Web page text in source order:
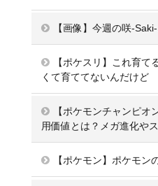
【画像】今週の咲-
【ポケスリ】これ育
くて育ててないんだけど
【ポケモンチャンピ
用価値とは？メガ進化や
【ポケモン】ポケモン